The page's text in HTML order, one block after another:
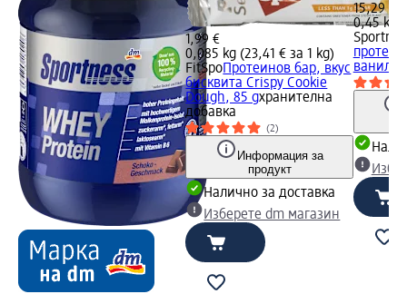
1,99 €
0,085 kg (23,41 € за 1 kg)
FitSpo Протеинов бар, вкус
бисквита Crispy Cookie
Dough, 85 gхранителна
добавка
(2)
Информация за
продукт
Налично за доставка
Изберете dm магазин
15,29 €
0,45 kg